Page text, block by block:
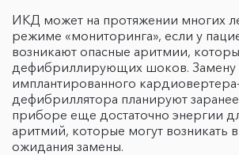
ИКД может на протяжении многих
режиме «мониторинга», если у
возникают опасные аритмии,
дефибриллирующих шоков. Замену
имплантированного
дефибриллятора планируют
приборе еще достаточно энергии
аритмий, которые могут возникать
ожидания замены.